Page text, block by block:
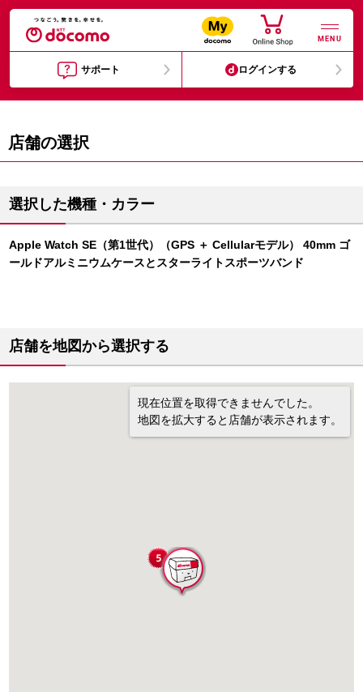
MENU
サポート ログインする
店舗の選択
選択した機種・カラー
Apple Watch SE（第1世代）（GPS ＋ Cellularモデル） 40mm ゴ
ールドアルミニウムケースとスターライトスポーツバンド
店舗を地図から選択する
現在位置を取得できませんでした。
地図を拡大すると店舗が表示されます。